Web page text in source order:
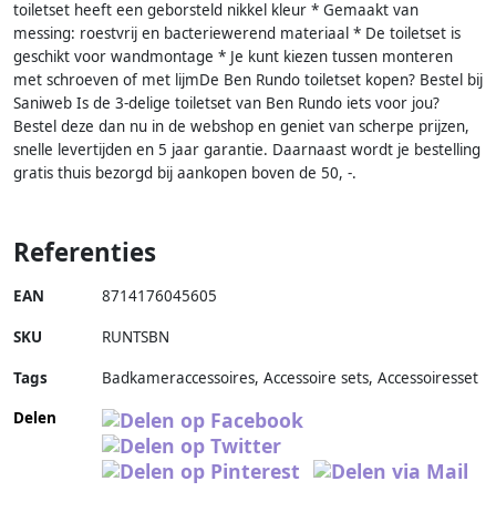
toiletset heeft een geborsteld nikkel kleur * Gemaakt van
messing: roestvrij en bacteriewerend materiaal * De toiletset is
geschikt voor wandmontage * Je kunt kiezen tussen monteren
met schroeven of met lijmDe Ben Rundo toiletset kopen? Bestel bij
Saniweb Is de 3-delige toiletset van Ben Rundo iets voor jou?
Bestel deze dan nu in de webshop en geniet van scherpe prijzen,
snelle levertijden en 5 jaar garantie. Daarnaast wordt je bestelling
gratis thuis bezorgd bij aankopen boven de 50, -.
Referenties
EAN 8714176045605
SKU RUNTSBN
Tags
Badkameraccessoires, Accessoire sets, Accessoiresset
Delen